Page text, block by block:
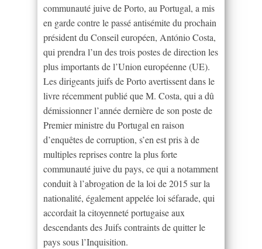
communauté juive de Porto, au Portugal, a mis
en garde contre le passé antisémite du prochain
président du Conseil européen, António Costa,
qui prendra l’un des trois postes de direction les
plus importants de l’Union européenne (UE).
Les dirigeants juifs de Porto avertissent dans le
livre récemment publié que M. Costa, qui a dû
démissionner l’année dernière de son poste de
Premier ministre du Portugal en raison
d’enquêtes de corruption, s’en est pris à de
multiples reprises contre la plus forte
communauté juive du pays, ce qui a notamment
conduit à l’abrogation de la loi de 2015 sur la
nationalité, également appelée loi séfarade, qui
accordait la citoyenneté portugaise aux
descendants des Juifs contraints de quitter le
pays sous l’Inquisition.